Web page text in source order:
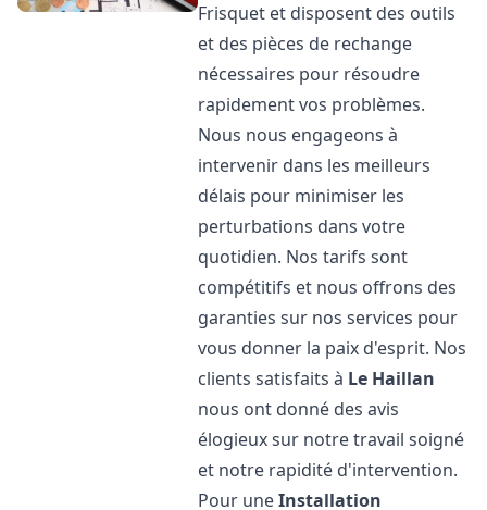
Frisquet et disposent des outils
et des pièces de rechange
nécessaires pour résoudre
rapidement vos problèmes.
Nous nous engageons à
intervenir dans les meilleurs
délais pour minimiser les
perturbations dans votre
quotidien. Nos tarifs sont
compétitifs et nous offrons des
garanties sur nos services pour
vous donner la paix d'esprit. Nos
clients satisfaits à Le Haillan
nous ont donné des avis
élogieux sur notre travail soigné
et notre rapidité d'intervention.
Pour uneInstallation